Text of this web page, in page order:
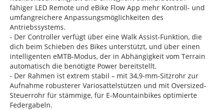
fähiger LED Remote und eBike Flow App mehr Kontroll- und
umfangreichere Anpassungsmöglichkeiten des
Antriebssystems.
- Der Controller verfügt über eine Walk Assist-Funktion, die
dich beim Schieben des Bikes unterstützt, und über einen
intelligenten eMTB-Modus, der in Abhängigkeit vom Terrain
automatisch die benötigte Power bereitstellt.
- Der Rahmen ist extrem stabil – mit 34,9-mm-Sitzrohr zur
Aufnahme robusterer Variosattelstützen und mit Oversized-
Steuerrohr für stämmige, für E-Mountainbikes optimierte
Federgabeln.